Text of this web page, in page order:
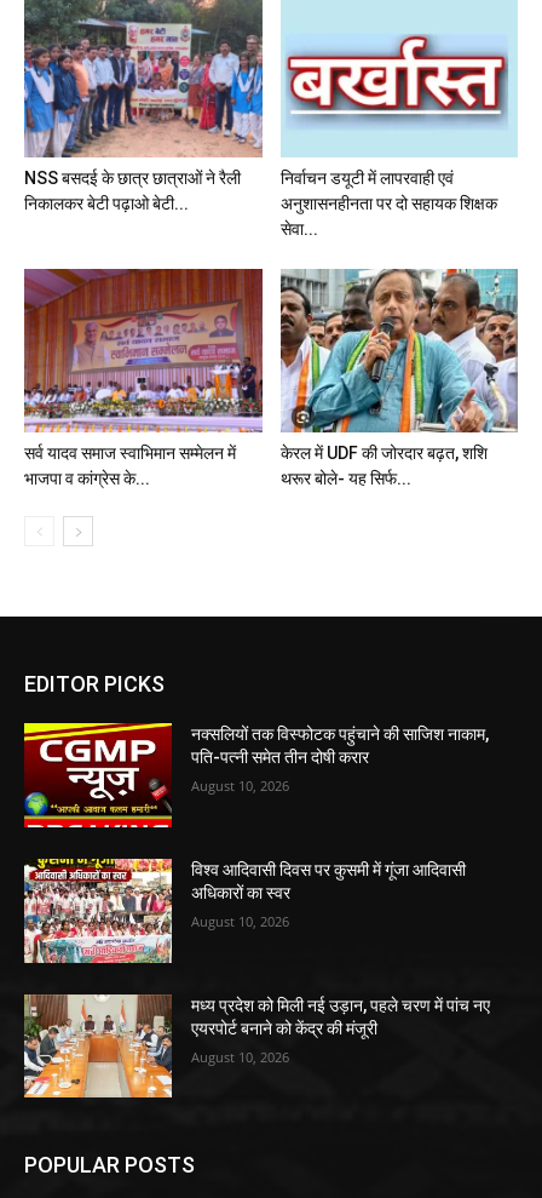
NSS बसदई के छात्र छात्राओं ने रैली
निकालकर बेटी पढ़ाओ बेटी...
निर्वाचन डयूटी में लापरवाही एवं
अनुशासनहीनता पर दो सहायक शिक्षक
सेवा...
सर्व यादव समाज स्वाभिमान सम्मेलन में
भाजपा व कांग्रेस के...
केरल में UDF की जोरदार बढ़त, शशि
थरूर बोले- यह सिर्फ...
EDITOR PICKS
नक्सलियों तक विस्फोटक पहुंचाने की साजिश नाकाम,
पति-पत्नी समेत तीन दोषी करार
August 10, 2026
विश्व आदिवासी दिवस पर कुसमी में गूंजा आदिवासी
अधिकारों का स्वर
August 10, 2026
मध्य प्रदेश को मिली नई उड़ान, पहले चरण में पांच नए
एयरपोर्ट बनाने को केंद्र की मंजूरी
August 10, 2026
POPULAR POSTS